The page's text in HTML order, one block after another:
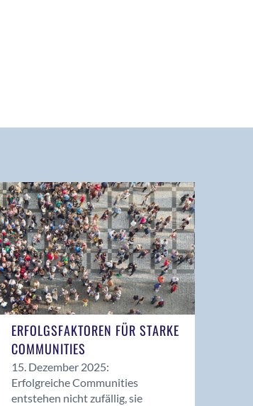
ERFOLGSFAKTOREN FÜR STARKE
COMMUNITIES
15. Dezember 2025:
Erfolgreiche Communities
entstehen nicht zufällig, sie